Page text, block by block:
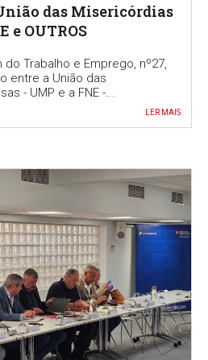
das Misericórdias
e OUTROS
Trabalho e Emprego, nº27,
entre a União das
- UMP e a FNE -...
LER MAIS